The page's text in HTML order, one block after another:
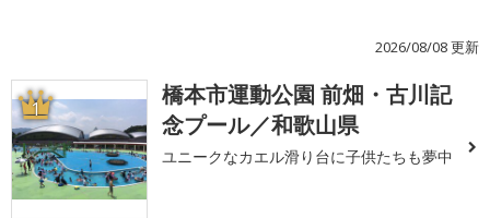
2026/08/08 更新
1
橋本市運動公園 前畑・古川記
念プール／和歌山県
ユニークなカエル滑り台に子供たちも夢中